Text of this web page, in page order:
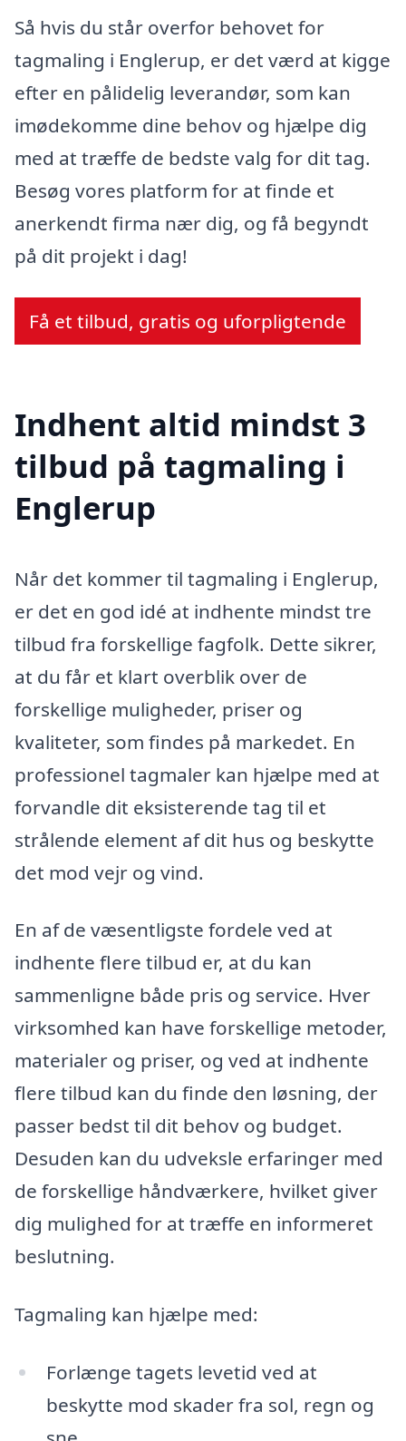
Så hvis du står overfor behovet for
tagmaling i Englerup, er det værd at kigge
efter en pålidelig leverandør, som kan
imødekomme dine behov og hjælpe dig
med at træffe de bedste valg for dit tag.
Besøg vores platform for at finde et
anerkendt firma nær dig, og få begyndt
på dit projekt i dag!
Få et tilbud, gratis og uforpligtende
Indhent altid mindst 3
tilbud på tagmaling i
Englerup
Når det kommer til tagmaling i Englerup,
er det en god idé at indhente mindst tre
tilbud fra forskellige fagfolk. Dette sikrer,
at du får et klart overblik over de
forskellige muligheder, priser og
kvaliteter, som findes på markedet. En
professionel tagmaler kan hjælpe med at
forvandle dit eksisterende tag til et
strålende element af dit hus og beskytte
det mod vejr og vind.
En af de væsentligste fordele ved at
indhente flere tilbud er, at du kan
sammenligne både pris og service. Hver
virksomhed kan have forskellige metoder,
materialer og priser, og ved at indhente
flere tilbud kan du finde den løsning, der
passer bedst til dit behov og budget.
Desuden kan du udveksle erfaringer med
de forskellige håndværkere, hvilket giver
dig mulighed for at træffe en informeret
beslutning.
Tagmaling kan hjælpe med:
Forlænge tagets levetid ved at
beskytte mod skader fra sol, regn og